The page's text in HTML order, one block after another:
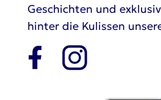
Geschichten und
hinter die Kulissen